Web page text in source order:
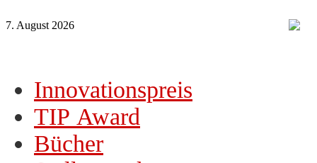
7. August 2026
Innovationspreis
TIP Award
Bücher